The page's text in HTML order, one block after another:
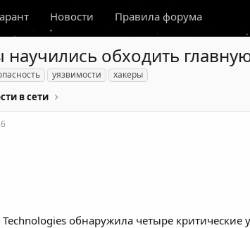
Новости Правила форума
научились обходить
уязвимости хакеры
в сети
Technologies обнаружила четыре